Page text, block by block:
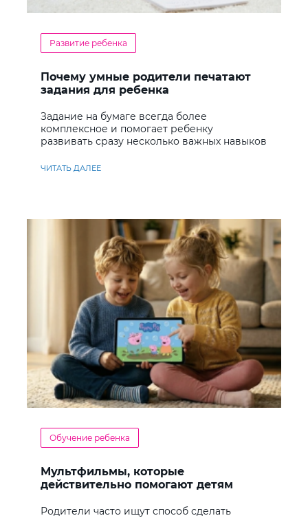
Развитие ребенка
Почему умные родители печатают
задания для ребенка
Задание на бумаге всегда более
комплексное и помогает ребенку
развивать сразу несколько важных навыков
ЧИТАТЬ ДАЛЕЕ
Обучение ребенка
Мультфильмы, которые
действительно помогают детям
Родители часто ищут способ сделать